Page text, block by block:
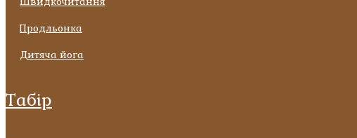
продльонка
дитяча йога
табір